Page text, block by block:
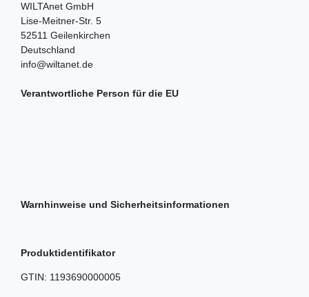
WILTAnet GmbH
Lise-Meitner-Str. 5
52511 Geilenkirchen
Deutschland
info@wiltanet.de
Verantwortliche Person für die EU
Warnhinweise und Sicherheitsinformationen
Produktidentifikator
GTIN: 1193690000005